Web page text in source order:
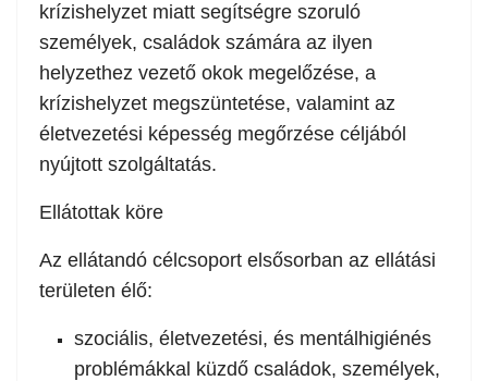
krízishelyzet miatt segítségre szoruló
személyek, családok számára az ilyen
helyzethez vezető okok megelőzése, a
krízishelyzet megszüntetése, valamint az
életvezetési képesség megőrzése céljából
nyújtott szolgáltatás.
Ellátottak köre
Az ellátandó célcsoport elsősorban az ellátási
területen élő:
szociális, életvezetési, és mentálhigiénés
problémákkal küzdő családok, személyek,